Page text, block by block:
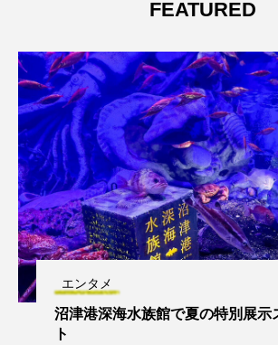
FEATURED
エンタメ
沼津港深海水族館で夏の特別展示
ト